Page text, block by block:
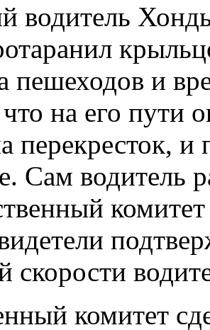
водитель
пешеходов и
на его пути
перекресток,
Сам водитель
скорости
комитет